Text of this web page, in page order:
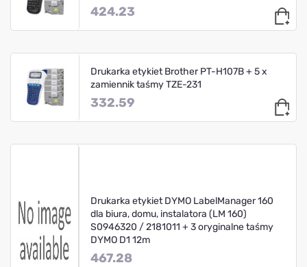
424.23
Drukarka etykiet Brother PT-H107B + 5 x
zamiennik taśmy TZE-231
332.59
Drukarka etykiet DYMO LabelManager 160
dla biura, domu, instalatora (LM 160)
S0946320 / 2181011 + 3 oryginalne taśmy
DYMO D1 12m
467.28